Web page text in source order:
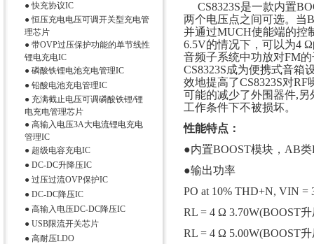
● 快充协议IC
● 恒压充电电压可调开关型充电管
理芯片
● 带OVP过压保护功能的单节线性
锂电充电IC
● 磷酸铁锂电池充电管理IC
● 铅酸电池充电管理IC
● 充满截止电压可调磷酸铁锂/锂
电充电管理芯片
● 高输入电压3A大电流锂电充电
管理IC
● 超级电容充电IC
● DC-DC升降压IC
● 过压过流OVP保护IC
● DC-DC降压IC
● 高输入电压DC-DC降压IC
● USB限流开关芯片
● 高耐压LDO
CS8323S是一款内置
两个电压点之间可选。当
并通过MUCH使能端的控
6.5V的情况下，可以为4
音频子系统中功放对FM
CS8323S成为便携式音箱
效地提高了CS8323S对RF
可能的减少了外围器件,另
工作条件下不被损坏。
性能特点：
●内置BOOST模块，AB
●输出功率
PO at 10% THD+N, VIN =
RL = 4 Ω 3.70W(BOOST
RL = 4 Ω 5.00W(BOOST